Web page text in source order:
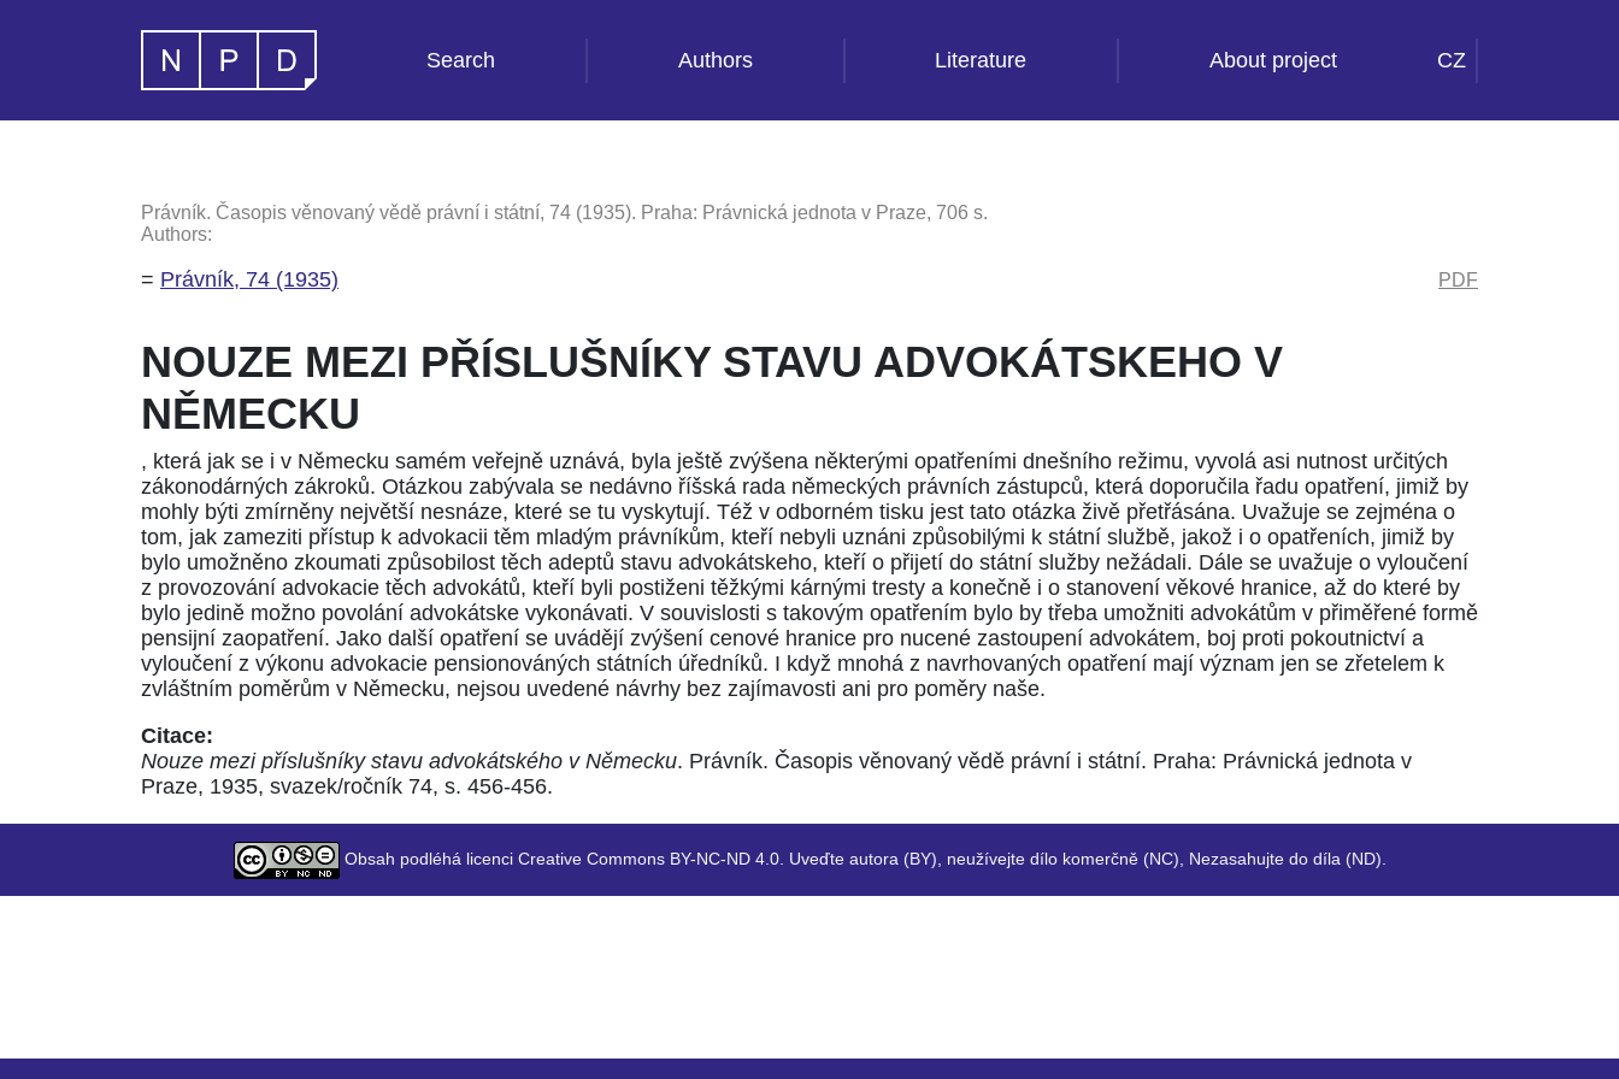
Search Authors Literature About project CZ
Právník. Časopis věnovaný vědě právní i státní, 74 (1935). Praha: Právnická jednota v Praze, 706 s.
Authors:
= Právník, 74 (1935) PDF
NOUZE MEZI PŘÍSLUŠNÍKY STAVU ADVOKÁTSKEHO V
NĚMECKU
, která jak se i v Německu samém veřejně uznává, byla ještě zvýšena některými opatřeními dnešního režimu, vyvolá asi nutnost určitých
zákonodárných zákroků. Otázkou zabývala se nedávno říšská rada německých právních zástupců, která doporučila řadu opatření, jimiž by
mohly býti zmírněny největší nesnáze, které se tu vyskytují. Též v odborném tisku jest tato otázka živě přetřásána. Uvažuje se zejména o
tom, jak zameziti přístup k advokacii těm mladým právníkům, kteří nebyli uznáni způsobilými k státní službě, jakož i o opatřeních, jimiž by
bylo umožněno zkoumati způsobilost těch adeptů stavu advokátskeho, kteří o přijetí do státní služby nežádali. Dále se uvažuje o vyloučení
z provozování advokacie těch advokátů, kteří byli postiženi těžkými kárnými tresty a konečně i o stanovení věkové hranice, až do které by
bylo jedině možno povolání advokátske vykonávati. V souvislosti s takovým opatřením bylo by třeba umožniti advokátům v přiměřené formě
pensijní zaopatření. Jako další opatření se uvádějí zvýšení cenové hranice pro nucené zastoupení advokátem, boj proti pokoutnictví a
vyloučení z výkonu advokacie pensionováných státních úředníků. I když mnohá z navrhovaných opatření mají význam jen se zřetelem k
zvláštním poměrům v Německu, nejsou uvedené návrhy bez zajímavosti ani pro poměry naše.
Citace:
Nouze mezi příslušníky stavu advokátského v Německu. Právník. Časopis věnovaný vědě právní i státní. Praha: Právnická jednota v
Praze, 1935, svazek/ročník 74, s. 456-456.
Obsah podléhá licenci Creative Commons BY-NC-ND 4.0. Uveďte autora (BY), neužívejte dílo komerčně (NC), Nezasahujte do díla (ND).